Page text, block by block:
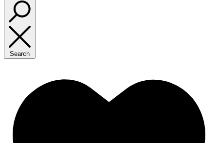
Search